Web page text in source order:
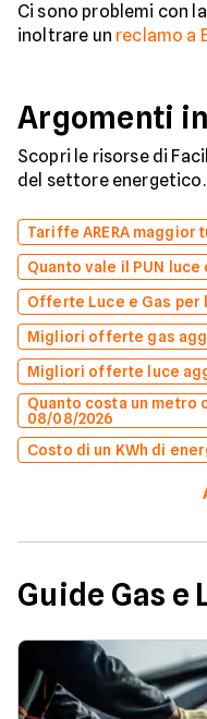
Ci sono problemi con
inoltrare un reclamo a
Argomenti
Scopri le risorse di
del settore energetico.
Tariffe ARERA
Quanto vale il PUN
Offerte Luce e Gas per
Migliori offerte gas
Migliori offerte luce
Quanto costa un metro
08/08/2026
Costo di un KWh di
Guide Gas e